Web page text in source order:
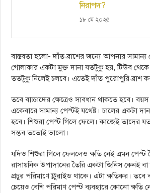
নিরাপদ?
১৮ মে ২০২৫
বাস্তবতা হলো- দাঁত ব্রাশের জন্যে আপনার সামান্য
গোলাকার একটা মুক্ত দানা যতটুকু হয়, টিউব
ততটুকু নিলেই চলবে। এতেই দাঁত পুরোপুরি ব্রাশ
তবে বাচ্চাদের ক্ষেত্রেও সাবধান থাকতে হবে।
একেবারে সামান্য পেস্টই যথেষ্ট। চালের একটা
হবে। শিশুরা পেস্ট গিলে ফেলে। কাজেই তাদের
সম্ভব ততোই ভালো।
যদিও শিশুরা গিলে ফেললেও ক্ষতি নেই এমন পেস্ট
রাসায়নিক উপাদানের তৈরি একটা জিনিস কেনই
প্রচুর পরিমাণে ফ্লুরাইড থাকে। এটা ক্ষতিকর।
চেয়েও বেশি পরিমাণ পেস্ট ব্যবহারে কোনো